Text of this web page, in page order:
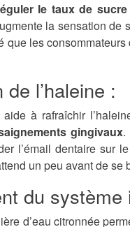
le taux de sucre
la sensation de
que les
l’haleine :
à rafraîchir
gingivaux.
l’émail dentaire
un peu avant de se
du système
d’eau citronnée